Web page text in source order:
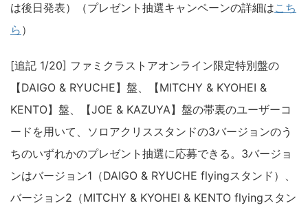
は後日発表）（プレゼント抽選キャンペーンの詳細はこち
ら ）
[追記 1/20] ファミクラストアオンライン限定特別盤の
【DAIGO & RYUCHE】盤、【MITCHY & KYOHEI &
KENTO】盤、【JOE & KAZUYA】盤の帯裏のユーザーコ
ードを用いて、ソロアクリススタンドの3バージョンのう
ちのいずれかのプレゼント抽選に応募できる。3バージョ
ンはバージョン1（DAIGO & RYUCHE flyingスタンド）、
バージョン2（MITCHY & KYOHEI & KENTO flyingスタン